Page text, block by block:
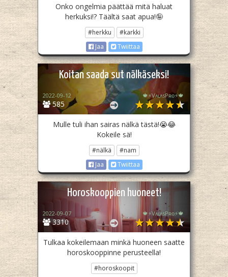
Onko ongelmia päättää mitä haluat
herkuksi!? Täältä saat apua!🤪
#herkku
#karkki
Jaa
Twiittaa
Koitan saada sut nälkäseksi!
585
2022-09-12 🍁⚡️VᴀʟᴀsPʀᴏ⚡️🍁
Mulle tuli ihan sairas nälkä tästä!😭😂
Kokeile sä!
#nälkä
#nam
Jaa
Twiittaa
Horoskooppien huoneet!
3310
2022-09-07 🍁⚡️VᴀʟᴀsPʀᴏ⚡️🍁
Tulkaa kokeilemaan minkä huoneen saatte
horoskooppinne perusteella!
#horoskoopit